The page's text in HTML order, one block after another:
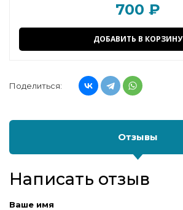
700 ₽
ДОБАВИТЬ В КОРЗИНУ
Поделиться:
Отзывы
Написать отзыв
Ваше имя